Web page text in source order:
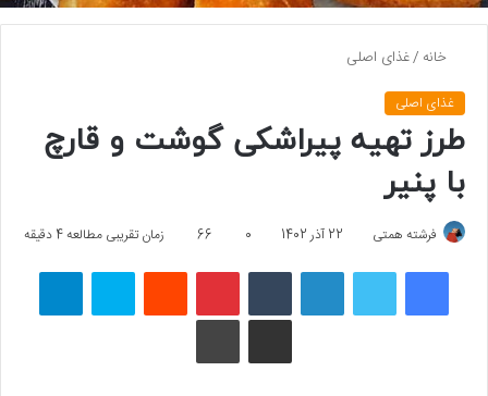
خانه /غذای اصلی
غذای اصلی
طرز تهیه پیراشکی گوشت و قارچ
با پنیر
فرشته همتی 22 آذر 1402 0
66 زمان تقریبی مطالعه 4 دقیقه
فیسبوک لینکداین پینتریست اسکایپ
چاپ